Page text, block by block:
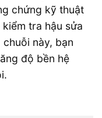
chứng kỹ thuật
tra hậu sửa
này, bạn
độ bền hệ